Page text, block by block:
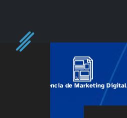
Agencia de Marketing Digital